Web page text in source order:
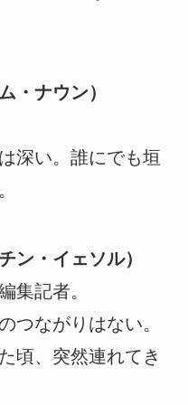
ナウン）
深い。誰にでも垣
・イェソル）
集記者。
つながりはない。
頃、突然連れてき